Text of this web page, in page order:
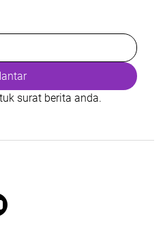
surat berita anda.